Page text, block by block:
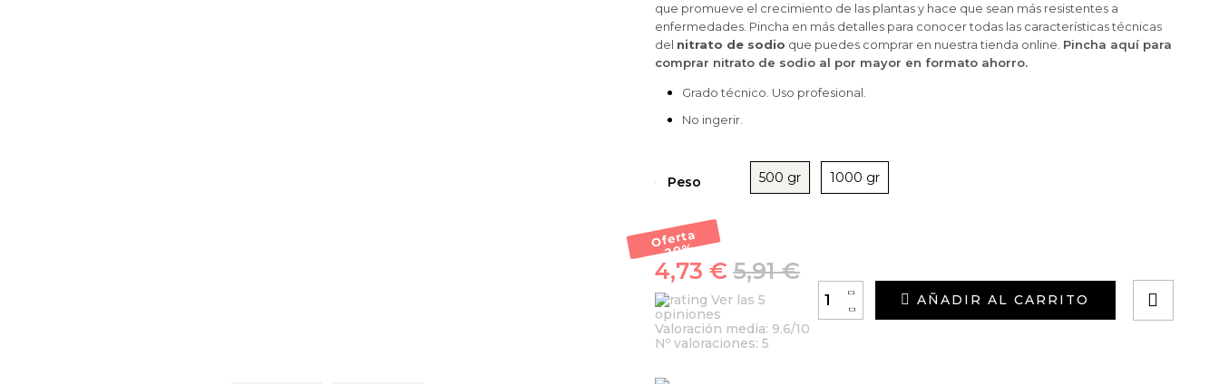
que promueve el crecimiento de las plantas y hace que sean más resistentes a
enfermedades. Pincha en más detalles para conocer todas las características técnicas
del nitrato de sodio que puedes comprar en nuestra tienda online. Pincha aquí para
comprar nitrato de sodio al por mayor en formato ahorro.
Grado técnico. Uso profesional.
No ingerir.
Peso 500 gr 1000 gr
Oferta
-20
%
5,91 €
4,73 €
Ver las 5
opiniones
Valoración media: 9.6/10
Nº valoraciones: 5
-
+
AÑADIR AL CARRITO